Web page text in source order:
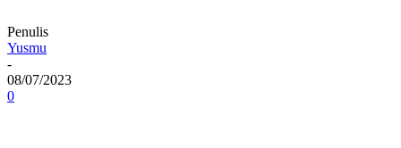
Penulis
Yusmu
-
08/07/2023
0